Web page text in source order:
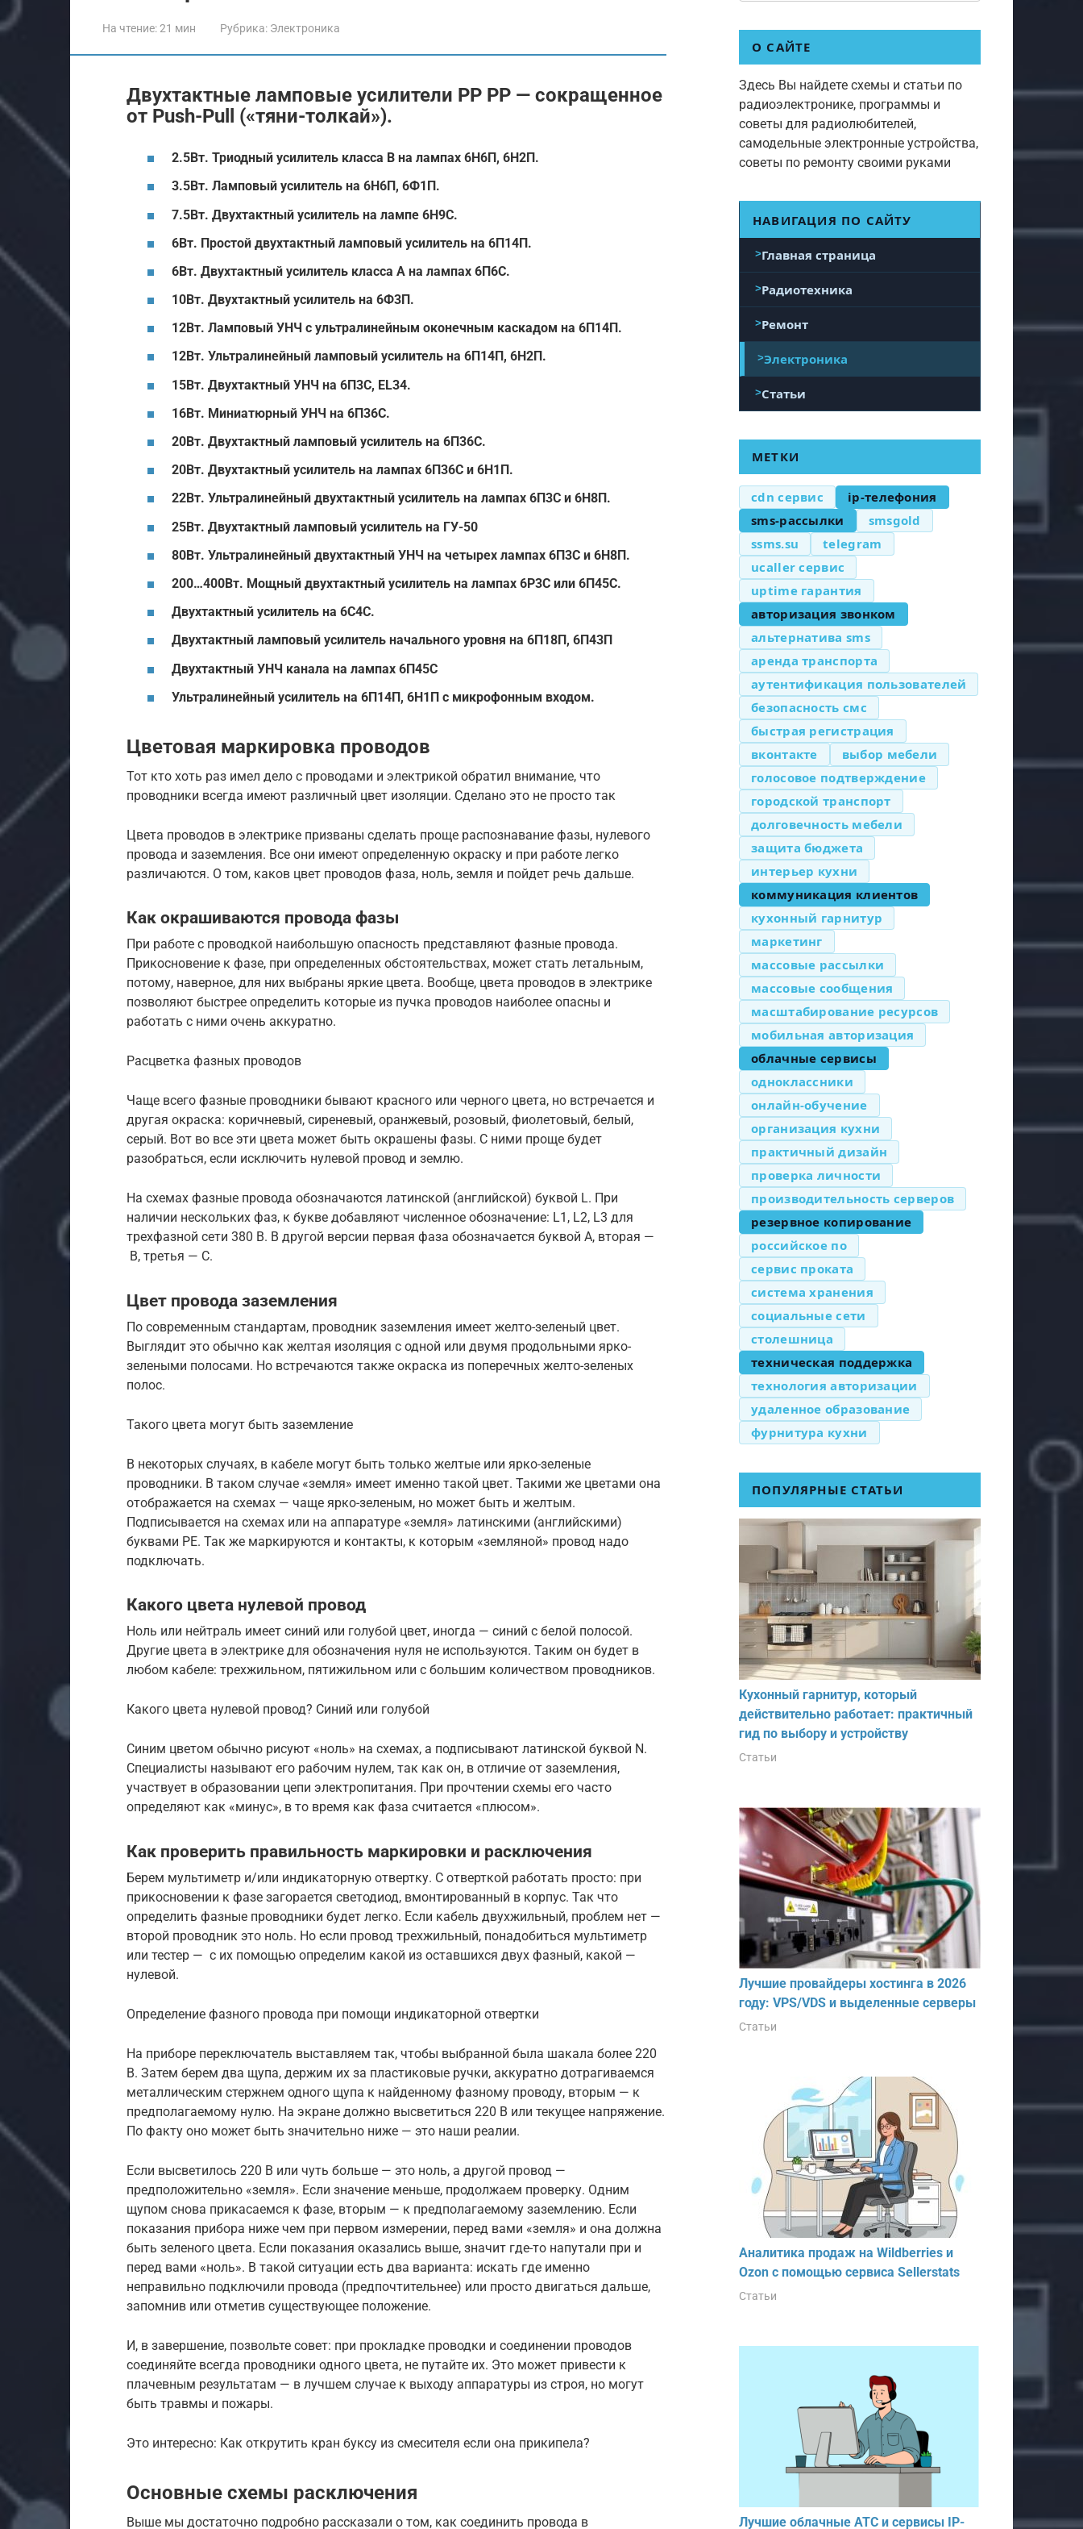
На чтение:21 мин Рубрика: Электроника
Двухтактные ламповые усилители PP PP — сокращенное
от Push-Pull («тяни-толкай»).
2.5Вт. Триодный усилитель класса В на лампах 6Н6П, 6Н2П.
3.5Вт. Ламповый усилитель на 6Н6П, 6Ф1П.
7.5Вт. Двухтактный усилитель на лампе 6Н9С.
6Вт. Простой двухтактный ламповый усилитель на 6П14П.
6Вт. Двухтактный усилитель класса А на лампах 6П6С.
10Вт. Двухтактный усилитель на 6Ф3П.
12Вт. Ламповый УНЧ с ультралинейным оконечным каскадом на 6П14П.
12Вт. Ультралинейный ламповый усилитель на 6П14П, 6Н2П.
15Вт. Двухтактный УНЧ на 6П3С, EL34.
16Вт. Миниатюрный УНЧ на 6П36С.
20Вт. Двухтактный ламповый усилитель на 6П36С.
20Вт. Двухтактный усилитель на лампах 6П36С и 6Н1П.
22Вт. Ультралинейный двухтактный усилитель на лампах 6П3С и 6Н8П.
25Вт. Двухтактный ламповый усилитель на ГУ-50
80Вт. Ультралинейный двухтактный УНЧ на четырех лампах 6П3С и 6Н8П.
200…400Вт. Мощный двухтактный усилитель на лампах 6Р3С или 6П45С.
Двухтактный усилитель на 6С4С.
Двухтактный ламповый усилитель начального уровня на 6П18П, 6П43П
Двухтактный УНЧ канала на лампах 6П45С
Ультралинейный усилитель на 6П14П, 6Н1П с микрофонным входом.
Цветовая маркировка проводов
Тот кто хоть раз имел дело с проводами и электрикой обратил внимание, что
проводники всегда имеют различный цвет изоляции. Сделано это не просто так
Цвета проводов в электрике призваны сделать проще распознавание фазы, нулевого
провода и заземления. Все они имеют определенную окраску и при работе легко
различаются. О том, каков цвет проводов фаза, ноль, земля и пойдет речь дальше.
Как окрашиваются провода фазы
При работе с проводкой наибольшую опасность представляют фазные провода.
Прикосновение к фазе, при определенных обстоятельствах, может стать летальным,
потому, наверное, для них выбраны яркие цвета. Вообще, цвета проводов в электрике
позволяют быстрее определить которые из пучка проводов наиболее опасны и
работать с ними очень аккуратно.
Расцветка фазных проводов
Чаще всего фазные проводники бывают красного или черного цвета, но встречается и
другая окраска: коричневый, сиреневый, оранжевый, розовый, фиолетовый, белый,
серый. Вот во все эти цвета может быть окрашены фазы. С ними проще будет
разобраться, если исключить нулевой провод и землю.
На схемах фазные провода обозначаются латинской (английской) буквой L. При
наличии нескольких фаз, к букве добавляют численное обозначение: L1, L2, L3 для
трехфазной сети 380 В. В другой версии первая фаза обозначается буквой A, вторая —
B, третья — C.
Цвет провода заземления
По современным стандартам, проводник заземления имеет желто-зеленый цвет.
Выглядит это обычно как желтая изоляция с одной или двумя продольными ярко-
зелеными полосами. Но встречаются также окраска из поперечных желто-зеленых
полос.
Такого цвета могут быть заземление
В некоторых случаях, в кабеле могут быть только желтые или ярко-зеленые
проводники. В таком случае «земля» имеет именно такой цвет. Такими же цветами она
отображается на схемах — чаще ярко-зеленым, но может быть и желтым.
Подписывается на схемах или на аппаратуре «земля» латинскими (английскими)
буквами PE. Так же маркируются и контакты, к которым «земляной» провод надо
подключать.
Какого цвета нулевой провод
Ноль или нейтраль имеет синий или голубой цвет, иногда — синий с белой полосой.
Другие цвета в электрике для обозначения нуля не используются. Таким он будет в
любом кабеле: трехжильном, пятижильном или с большим количеством проводников.
Какого цвета нулевой провод? Синий или голубой
Синим цветом обычно рисуют «ноль» на схемах, а подписывают латинской буквой N.
Специалисты называют его рабочим нулем, так как он, в отличие от заземления,
участвует в образовании цепи электропитания. При прочтении схемы его часто
определяют как «минус», в то время как фаза считается «плюсом».
Как проверить правильность маркировки и расключения
Берем мультиметр и/или индикаторную отвертку. С отверткой работать просто: при
прикосновении к фазе загорается светодиод, вмонтированный в корпус. Так что
определить фазные проводники будет легко. Если кабель двухжильный, проблем нет —
второй проводник это ноль. Но если провод трехжильный, понадобиться мультиметр
или тестер — с их помощью определим какой из оставшихся двух фазный, какой —
нулевой.
Определение фазного провода при помощи индикаторной отвертки
На приборе переключатель выставляем так, чтобы выбранной была шакала более 220
В. Затем берем два щупа, держим их за пластиковые ручки, аккуратно дотрагиваемся
металлическим стержнем одного щупа к найденному фазному проводу, вторым — к
предполагаемому нулю. На экране должно высветиться 220 В или текущее напряжение.
По факту оно может быть значительно ниже — это наши реалии.
Если высветилось 220 В или чуть больше — это ноль, а другой провод —
предположительно «земля». Если значение меньше, продолжаем проверку. Одним
щупом снова прикасаемся к фазе, вторым — к предполагаемому заземлению. Если
показания прибора ниже чем при первом измерении, перед вами «земля» и она должна
быть зеленого цвета. Если показания оказались выше, значит где-то напутали при и
перед вами «ноль». В такой ситуации есть два варианта: искать где именно
неправильно подключили провода (предпочтительнее) или просто двигаться дальше,
запомнив или отметив существующее положение.
И, в завершение, позвольте совет: при прокладке проводки и соединении проводов
соединяйте всегда проводники одного цвета, не путайте их. Это может привести к
плачевным результатам — в лучшем случае к выходу аппаратуры из строя, но могут
быть травмы и пожары.
Это интересно: Как открутить кран буксу из смесителя если она прикипела?
Основные схемы расключения
Выше мы достаточно подробно рассказали о том, как соединить провода в
О САЙТЕ
Здесь Вы найдете схемы и статьи по
радиоэлектронике, программы и
советы для радиолюбителей,
самодельные электронные устройства,
советы по ремонту своими руками
НАВИГАЦИЯ ПО САЙТУ
Главная страница
Радиотехника
Ремонт
Электроника
Статьи
МЕТКИ
cdn сервис
ip-телефония
sms-рассылки
smsgold
ssms.su
telegram
ucaller сервис
uptime гарантия
авторизация звонком
альтернатива sms
аренда транспорта
аутентификация пользователей
безопасность смс
быстрая регистрация
вконтакте
выбор мебели
голосовое подтверждение
городской транспорт
долговечность мебели
защита бюджета
интерьер кухни
коммуникация клиентов
кухонный гарнитур
маркетинг
массовые рассылки
массовые сообщения
масштабирование ресурсов
мобильная авторизация
облачные сервисы
одноклассники
онлайн-обучение
организация кухни
практичный дизайн
проверка личности
производительность серверов
резервное копирование
российское по
сервис проката
система хранения
социальные сети
столешница
техническая поддержка
технология авторизации
удаленное образование
фурнитура кухни
ПОПУЛЯРНЫЕ СТАТЬИ
Кухонный гарнитур, который
действительно работает: практичный
гид по выбору и устройству
Статьи
Лучшие провайдеры хостинга в 2026
году: VPS/VDS и выделенные серверы
Статьи
Аналитика продаж на Wildberries и
Ozon с помощью сервиса Sellerstats
Статьи
Лучшие облачные АТС и сервисы IP-